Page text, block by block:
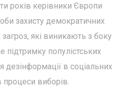
років керівники Європи
захисту демократичних
загроз, які виникають з боку
підтримку популістських
в соціальних
виборів.